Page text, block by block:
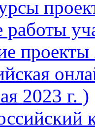
проекты
2023 г. )